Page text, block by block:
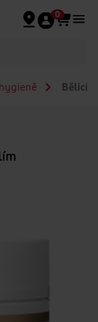
0
Bělicí